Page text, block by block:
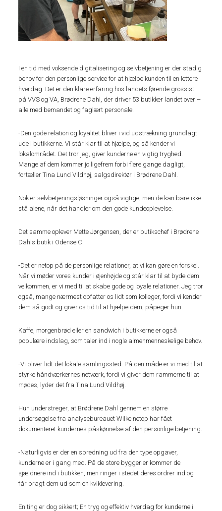
I en tid med voksende digitalisering og selvbetjening er der stadig
behov for den personlige service for at hjælpe kunden til en lettere
hverdag. Det er den klare erfaring hos landets førende grossist
på VVS og VA, Brødrene Dahl, der driver 53 butikker landet over –
alle med bemandet og faglært personale.
-Den gode relation og loyalitet bliver i vid udstrækning grundlagt
ude i butikkerne. Vi står klar til at hjælpe, og så kender vi
lokalområdet. Det tror jeg, giver kunderne en vigtig tryghed.
Mange af dem kommer jo ligefrem forbi flere gange dagligt,
fortæller Tina Lund Vildhøj, salgsdirektør i Brødrene Dahl.
Nok er selvbetjeningsløsninger også vigtige, men de kan bare ikke
stå alene, når det handler om den gode kundeoplevelse.
Det samme oplever Mette Jørgensen, der er butikschef i Brødrene
Dahls butik i Odense C.
-Det er netop på de personlige relationer, at vi kan gøre en forskel.
Når vi møder vores kunder i øjenhøjde og står klar til at byde dem
velkommen, er vi med til at skabe gode og loyale relationer. Jeg tror
også, mange nærmest opfatter os lidt som kolleger, fordi vi kender
dem så godt og giver os tid til at hjælpe dem, påpeger hun.
Kaffe, morgenbrød eller en sandwich i butikkerne er også
populære indslag, som taler ind i nogle almenmenneskelige behov.
-Vi bliver lidt det lokale samlingssted. På den måde er vi med til at
styrke håndværkernes netværk, fordi vi giver dem rammerne til at
mødes, lyder det fra Tina Lund Vildhøj.
Hun understreger, at Brødrene Dahl gennem en større
undersøgelse fra analysebureauet Wilke netop har fået
dokumenteret kundernes påskønnelse af den personlige betjening.
-Naturligvis er der en spredning ud fra den type opgaver,
kunderne er i gang med. På de store byggerier kommer de
sjældnere ind i butikken, men ringer i stedet deres ordrer ind og
får bragt dem ud som en kviklevering.
En ting er dog sikkert; En tryg og effektiv hverdag for kunderne i